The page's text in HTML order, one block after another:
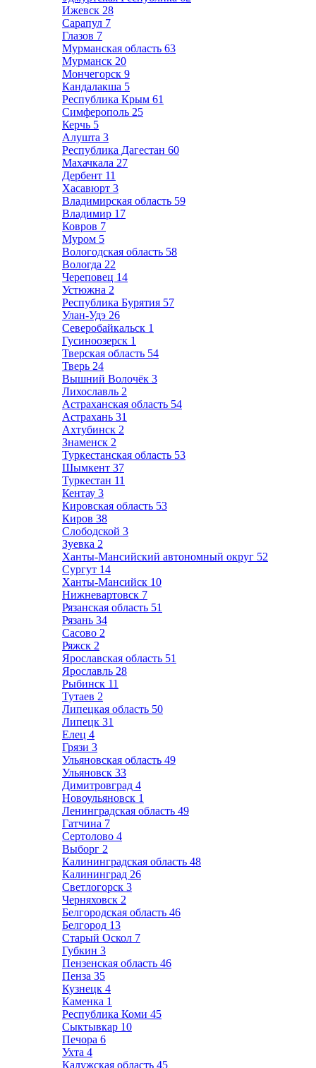
Ижевск 28
Сарапул 7
Глазов 7
Мурманская область 63
Мурманск 20
Мончегорск 9
Кандалакша 5
Республика Крым 61
Симферополь 25
Керчь 5
Алушта 3
Республика Дагестан 60
Махачкала 27
Дербент 11
Хасавюрт 3
Владимирская область 59
Владимир 17
Ковров 7
Муром 5
Вологодская область 58
Вологда 22
Череповец 14
Устюжна 2
Республика Бурятия 57
Улан-Удэ 26
Северобайкальск 1
Гусиноозерск 1
Тверская область 54
Тверь 24
Вышний Волочёк 3
Лихославль 2
Астраханская область 54
Астрахань 31
Ахтубинск 2
Знаменск 2
Туркестанская область 53
Шымкент 37
Туркестан 11
Кентау 3
Кировская область 53
Киров 38
Слободской 3
Зуевка 2
Ханты-Мансийский автономный округ 52
Сургут 14
Ханты-Мансийск 10
Нижневартовск 7
Рязанская область 51
Рязань 34
Сасово 2
Ряжск 2
Ярославская область 51
Ярославль 28
Рыбинск 11
Тутаев 2
Липецкая область 50
Липецк 31
Елец 4
Грязи 3
Ульяновская область 49
Ульяновск 33
Димитровград 4
Новоульяновск 1
Ленинградская область 49
Гатчина 7
Сертолово 4
Выборг 2
Калининградская область 48
Калининград 26
Светлогорск 3
Черняховск 2
Белгородская область 46
Белгород 13
Старый Оскол 7
Губкин 3
Пензенская область 46
Пенза 35
Кузнецк 4
Каменка 1
Республика Коми 45
Сыктывкар 10
Печора 6
Ухта 4
Калужская область 45